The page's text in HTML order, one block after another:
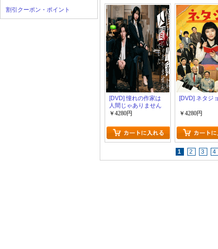
割引クーポン・ポイント
[DVD] 憧れの作家は
人間じゃありません
でした
￥4280円
[DVD] ネタジ
￥4280円
1 2 3 4